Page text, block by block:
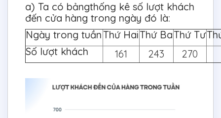
a) Ta có bảngthống kê số lượt khách
đến cửa hàng trong ngày đó là:
Ngày trong tuầnThứ HaiThứ BaThứ Tư
Số lượt khách
161 243 270